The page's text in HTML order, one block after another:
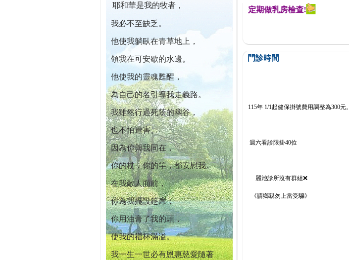
耶和華是我的牧者，
我必不至缺乏。
他使我躺臥在青草地上，
領我在可安歇的水邊。
他使我的靈魂甦醒，
為自己的名引導我走義路。
我雖然行過死蔭的幽谷，
也不怕遭害。
因為你與我同在，
你的杖，你的竿，都安慰我。
在我敵人面前，
你為我擺設筵席；
你用油膏了我的頭，
使我的福杯滿溢。
我一生一世必有恩惠慈愛隨著
本院自開幕迄今已篩檢出1700位乳癌患者,提醒您定期做乳房檢查!
門診時間
115年 1/1起健保掛號費用調整為300元。
週六看診限掛40位
麗池診所沒有群組❌
《請鄉親勿上當受騙》